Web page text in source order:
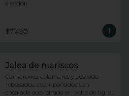
eleccion
$7.490
Jalea de mariscos
Camarones, calamares y pescado
rebosados, acompañados con
ensalada acevichada en leche de tigre